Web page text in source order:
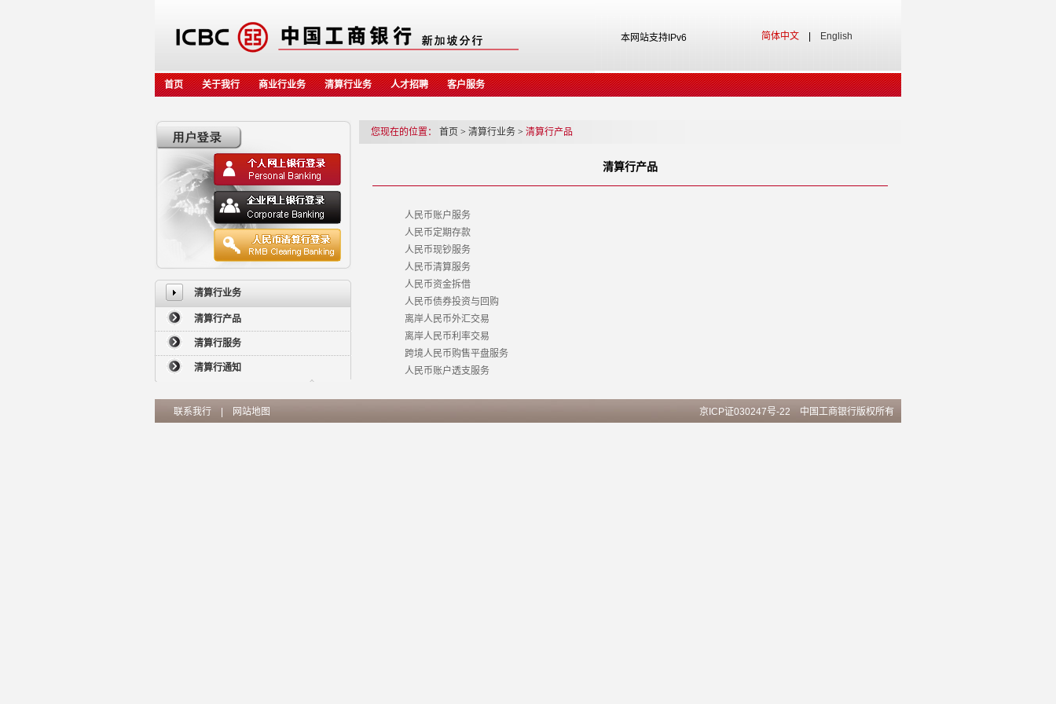
本网站支持IPv6 简体中文 English
首页 关于我行 商业行业务 清算行业务 人才招聘 客户服务
清算行业务
清算行产品
清算行服务
清算行通知
您现在的位置： 首页 > 清算行业务 > 清算行产品
清算行产品
人民币账户服务
人民币定期存款
人民币现钞服务
人民币清算服务
人民币资金拆借
人民币债券投资与回购
离岸人民币外汇交易
离岸人民币利率交易
跨境人民币购售平盘服务
人民币账户透支服务
联系我行 网站地图 京ICP证030247号-22 中国工商银行版权所有